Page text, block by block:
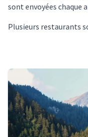
sont envoyées chaque
Plusieurs restaurants